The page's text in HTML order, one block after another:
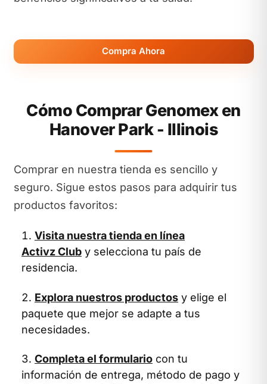
Compra Ahora
Cómo Comprar Genomex en
Hanover Park - Illinois
Comprar en nuestra tienda es sencillo y
seguro. Sigue estos pasos para adquirir tus
productos favoritos:
Visita nuestra tienda en línea
Activz Club y selecciona tu país de
residencia.
Explora nuestros productos y elige el
paquete que mejor se adapte a tus
necesidades.
Completa el formulario con tu
información de entrega, método de pago y